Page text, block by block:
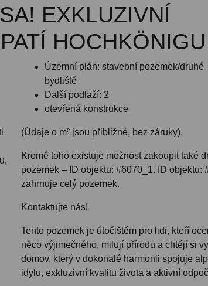
EXKLUZIVNÍ
HOCHKÖNIGU
Územní plán: stavební pozemek/druhé
bydliště
Další podlaží: 2
otevřená konstrukce
(Údaje o m² jsou přibližné, bez záruky).
Kromě toho existuje možnost zakoupit také
pozemek – ID objektu: #6070_1. ID objektu:
zahrnuje celý pozemek.
Kontaktujte nás!
Tento pozemek je útočištěm pro lidi, kteří
něco výjimečného, milují přírodu a chtějí si
domov, který v dokonalé harmonii spojuje
idylu, exkluzivní kvalitu života a aktivní